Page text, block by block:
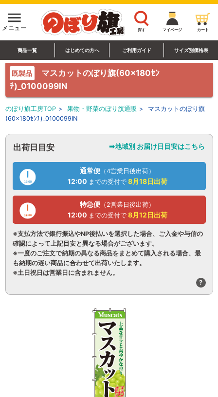
menu
メニュー 探す マイページ カート
商品一覧 はじめての方へ ご利用ガイド サイズ別価格表
既製品
マスカットのぼり旗(60×180ｾﾝ
ﾁ)_0100099IN
のぼり旗工房TOP > 果物・野菜のぼり旗通販 >
マスカットのぼり旗
(60×180ｾﾝﾁ)_0100099IN
出荷日目安 ➡地域別 お届け日目安はこちら
通常便 （4営業日後出荷）
12:00 までの受付で 8月18日出荷
特急便 （2営業日後出荷）
12:00 までの受付で 8月12日出荷
※支払方法で銀行振込やNP後払いを選択した場合、ご入金や与信の
確認によって上記目安と異なる場合がございます。
※一度のご注文で納期の異なる商品をまとめて購入される場合、最
も納期の遅い商品に合わせて出荷いたします。
※土日祝日は営業日に含まれません。
?